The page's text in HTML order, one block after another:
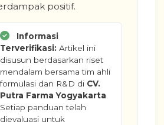
positif.
Informasi
Terverifikasi: Artikel ini
disusun berdasarkan riset
mendalam bersama tim ahli
formulasi dan R&D di CV.
Putra Farma Yogyakarta
Setiap panduan telah
dievaluasi untuk